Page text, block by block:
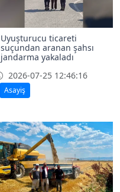
Uyuşturucu ticareti
suçundan aranan şahsı
jandarma yakaladı
2026-07-25 12:46:16
Asayiş